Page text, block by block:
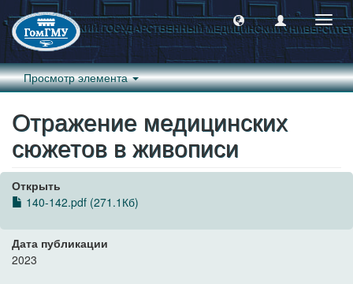
Просмотр элемента
Отражение медицинских
сюжетов в живописи
Открыть
140-142.pdf (271.1Кб)
Дата публикации
2023